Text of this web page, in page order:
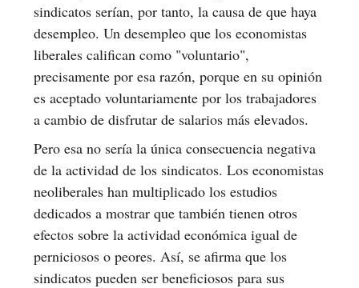
sindicatos serían, por tanto, la causa de que haya
desempleo. Un desempleo que los economistas
liberales califican como "voluntario",
precisamente por esa razón, porque en su opinión
es aceptado voluntariamente por los trabajadores
a cambio de disfrutar de salarios más elevados.
Pero esa no sería la única consecuencia negativa
de la actividad de los sindicatos. Los economistas
neoliberales han multiplicado los estudios
dedicados a mostrar que también tienen otros
efectos sobre la actividad económica igual de
perniciosos o peores. Así, se afirma que los
sindicatos pueden ser beneficiosos para sus